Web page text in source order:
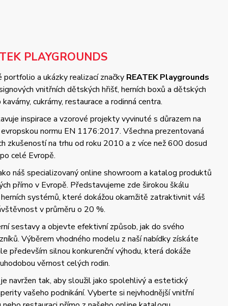
PLAYGROUNDS
a ukázky realizací značky REATEK Playgrounds
vnitřních dětských hřišť, herních boxů a dětských
cukrárny, restaurace a rodinná centra.
inspirace a vzorové projekty vyvinuté s důrazem na
normu EN 1176:2017. Všechna prezentovaná
zkušeností na trhu od roku 2010 a z více než 600 dosud
celé Evropě.
náš specializovaný online showroom a katalog produktů
přímo v Evropě. Představujeme zde širokou škálu
systémů, které dokážou okamžitě zatraktivnit váš
v průměru o 20 %.
sestavy a objevte efektivní způsob, jak do svého
Výběrem vhodného modelu z naší nabídky získáte
především silnou konkurenční výhodu, která dokáže
věrnost celých rodin.
navržen tak, aby sloužil jako spolehlivý a estetický
vašeho podnikání. Vyberte si nejvhodnější vnitřní